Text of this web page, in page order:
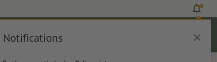
Notifications Panier